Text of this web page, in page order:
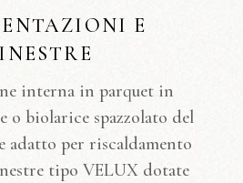
E
interna in parquet in
o biolarice spazzolato del
adatto per riscaldamento
tipo VELUX dotate